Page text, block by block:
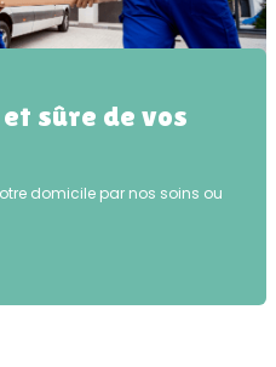
sûre de vos
domicile par nos soins ou